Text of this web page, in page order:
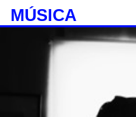
MÚSICA